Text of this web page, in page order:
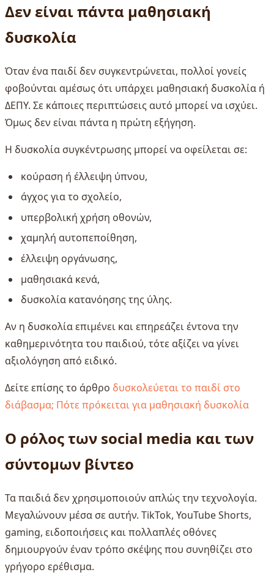
Δεν είναι πάντα μαθησιακή
δυσκολία
Όταν ένα παιδί δεν συγκεντρώνεται, πολλοί γονείς
φοβούνται αμέσως ότι υπάρχει μαθησιακή δυσκολία ή
ΔΕΠΥ. Σε κάποιες περιπτώσεις αυτό μπορεί να ισχύει.
Όμως δεν είναι πάντα η πρώτη εξήγηση.
Η δυσκολία συγκέντρωσης μπορεί να οφείλεται σε:
κούραση ή έλλειψη ύπνου,
άγχος για το σχολείο,
υπερβολική χρήση οθονών,
χαμηλή αυτοπεποίθηση,
έλλειψη οργάνωσης,
μαθησιακά κενά,
δυσκολία κατανόησης της ύλης.
Αν η δυσκολία επιμένει και επηρεάζει έντονα την
καθημερινότητα του παιδιού, τότε αξίζει να γίνει
αξιολόγηση από ειδικό.
Δείτε επίσης το άρθρο δυσκολεύεται το παιδί στο
διάβασμα; Πότε πρόκειται για μαθησιακή δυσκολία
Ο ρόλος των social media και των
σύντομων βίντεο
Τα παιδιά δεν χρησιμοποιούν απλώς την τεχνολογία.
Μεγαλώνουν μέσα σε αυτήν. TikTok, YouTube Shorts,
gaming, ειδοποιήσεις και πολλαπλές οθόνες
δημιουργούν έναν τρόπο σκέψης που συνηθίζει στο
γρήγορο ερέθισμα.